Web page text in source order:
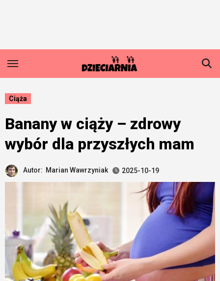
Ciąża
Banany w ciąży – zdrowy
wybór dla przyszłych mam
Autor: Marian Wawrzyniak 2025-10-19